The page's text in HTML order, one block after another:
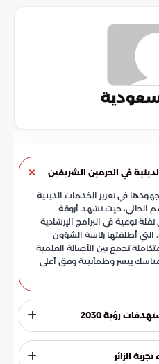
في الحرمين الشريفين
في تعزيز الخدمات الدينية
الحالي، حيث تشهد أروقة
نوعية في البرامج الإرشادية
التي أطلقتها رئاسة الشؤون
تجمع بين الأصالة العلمية
بيسر وطمأنينة وفق أعلى
رؤية 2030
المملكة 2030، من خلال رفع كفاءة الأداء وتجويد
الزائر